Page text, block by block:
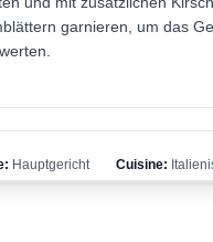
garnieren, um das
Hauptgericht Cuisine: